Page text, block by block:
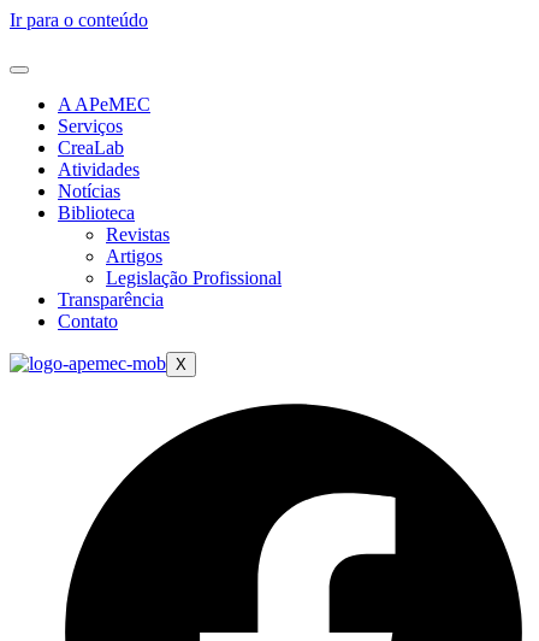
Ir para o conteúdo
A APeMEC
Serviços
CreaLab
Atividades
Notícias
Biblioteca
Revistas
Artigos
Legislação Profissional
Transparência
Contato
X